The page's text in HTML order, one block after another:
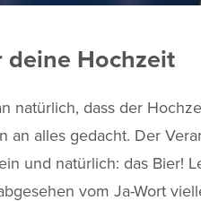
Hochzeit
natürlich, dass der
an alles gedacht. Der
und natürlich: das Bier!
vom Ja-Wort